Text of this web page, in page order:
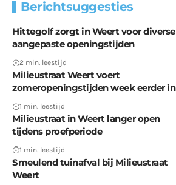
Berichtsuggesties
Hittegolf zorgt in Weert voor diverse
aangepaste openingstijden
2 min. leestijd
Milieustraat Weert voert
zomeropeningstijden week eerder in
1 min. leestijd
Milieustraat in Weert langer open
tijdens proefperiode
1 min. leestijd
Smeulend tuinafval bij Milieustraat
Weert